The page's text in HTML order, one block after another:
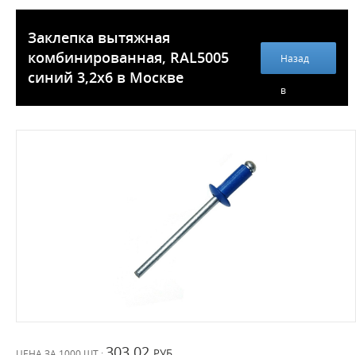
Заклепка вытяжная
комбинированная, RAL5005
синий 3,2х6 в Москве
Назад
в